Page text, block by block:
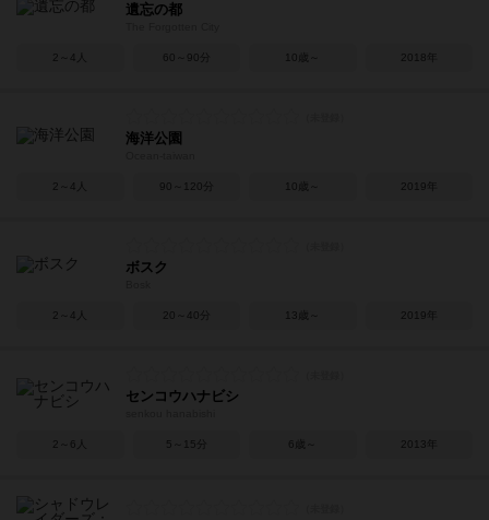
遺忘の都
2～4人 60～90分 10歳～ 2018年
海洋公園
2～4人 90～120分 10歳～ 2019年
ボスク
2～4人 20～40分 13歳～ 2019年
センコウハナビシ
2～6人 5～15分 6歳～ 2013年